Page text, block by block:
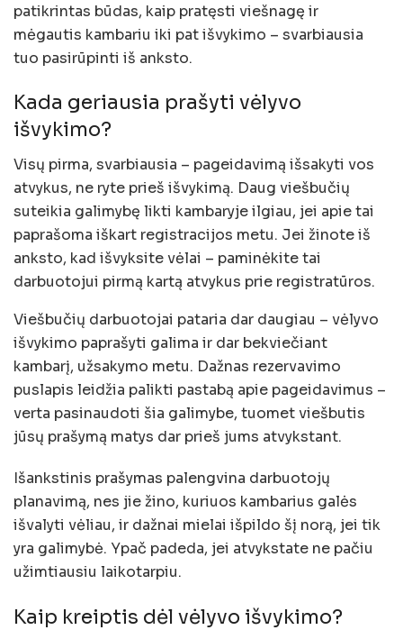
patikrintas būdas, kaip pratęsti viešnagę ir
mėgautis kambariu iki pat išvykimo – svarbiausia
tuo pasirūpinti iš anksto.
Kada geriausia prašyti vėlyvo
išvykimo?
Visų pirma, svarbiausia – pageidavimą išsakyti vos
atvykus, ne ryte prieš išvykimą. Daug viešbučių
suteikia galimybę likti kambaryje ilgiau, jei apie tai
paprašoma iškart registracijos metu. Jei žinote iš
anksto, kad išvyksite vėlai – paminėkite tai
darbuotojui pirmą kartą atvykus prie registratūros.
Viešbučių darbuotojai pataria dar daugiau – vėlyvo
išvykimo paprašyti galima ir dar bekviečiant
kambarį, užsakymo metu. Dažnas rezervavimo
puslapis leidžia palikti pastabą apie pageidavimus –
verta pasinaudoti šia galimybe, tuomet viešbutis
jūsų prašymą matys dar prieš jums atvykstant.
Išankstinis prašymas palengvina darbuotojų
planavimą, nes jie žino, kuriuos kambarius galės
išvalyti vėliau, ir dažnai mielai išpildo šį norą, jei tik
yra galimybė. Ypač padeda, jei atvykstate ne pačiu
užimtiausiu laikotarpiu.
Kaip kreiptis dėl vėlyvo išvykimo?